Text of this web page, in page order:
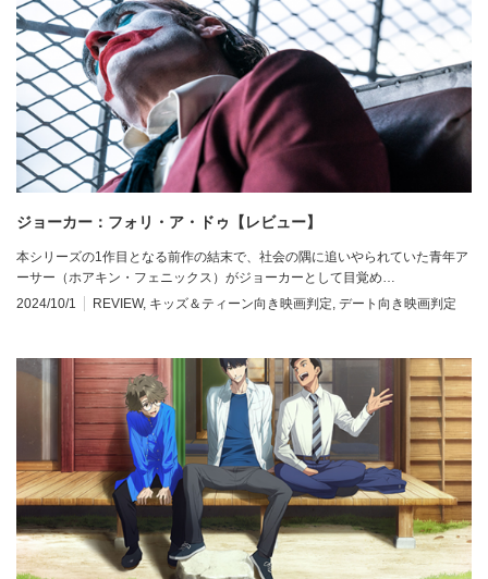
ジョーカー：フォリ・ア・ドゥ【レビュー】
本シリーズの1作目となる前作の結末で、社会の隅に追いやられていた青年ア
ーサー（ホアキン・フェニックス）がジョーカーとして目覚め…
2024/10/1
REVIEW, キッズ＆ティーン向き映画判定, デート向き映画判定